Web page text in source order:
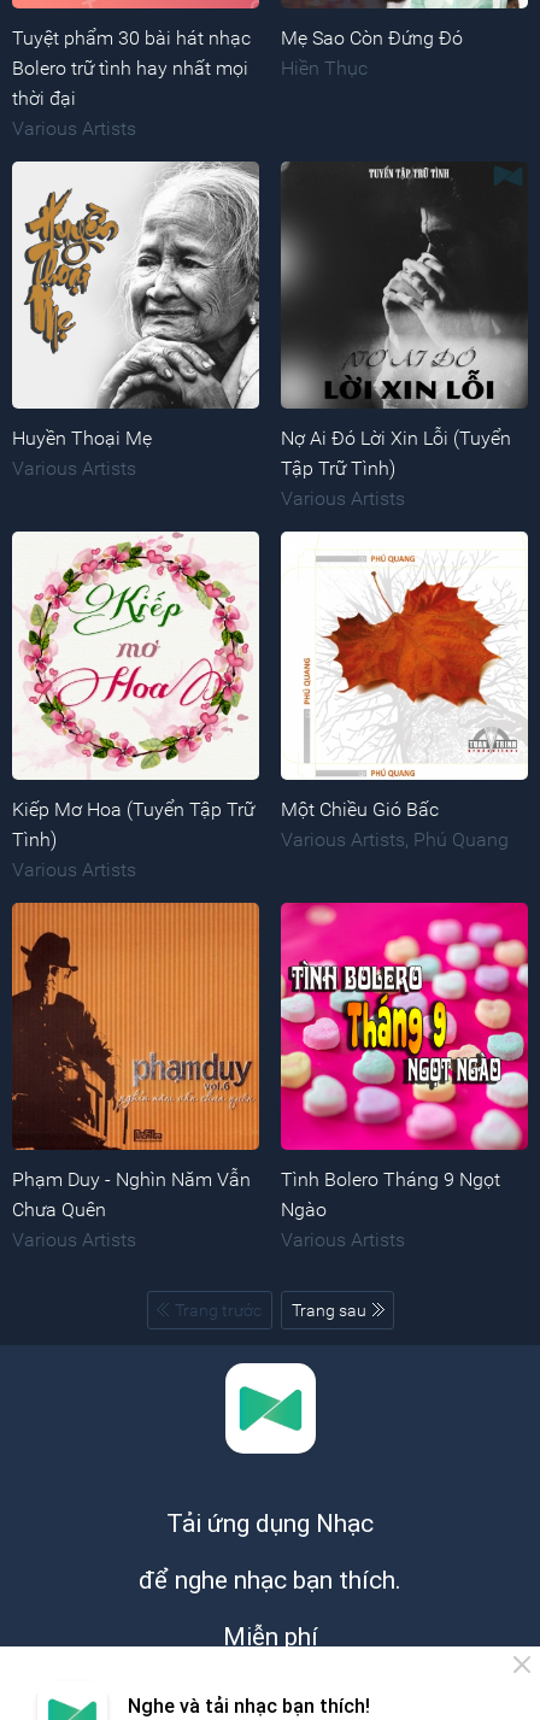
Tuyệt phẩm 30 bài hát nhạc
Bolero trữ tình hay nhất mọi
thời đại
Various Artists
Mẹ Sao Còn Đứng Đó
Hiền Thục
Huyền Thoại Mẹ
Various Artists
Nợ Ai Đó Lời Xin Lỗi (Tuyển
Tập Trữ Tình)
Various Artists
Kiếp Mơ Hoa (Tuyển Tập Trữ
Tình)
Various Artists
Một Chiều Gió Bấc
Various Artists Phú Quang
Phạm Duy - Nghìn Năm Vẫn
Chưa Quên
Various Artists
Tình Bolero Tháng 9 Ngọt
Ngào
Various Artists
Trang trước Trang sau
Tải ứng dụng Nhạc
để nghe nhạc bạn thích.
Miễn phí
Nghe và tải nhạc bạn thích!